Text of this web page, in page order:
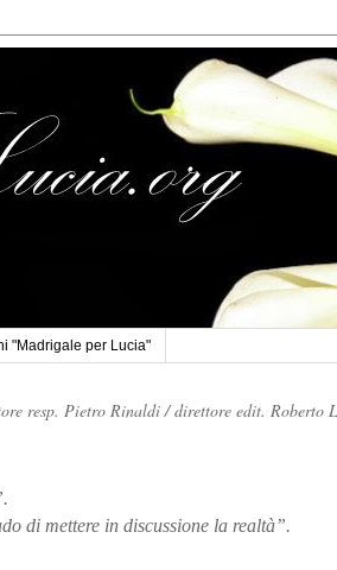
"Madrigale per Lucia"
resp. Pietro Rinaldi /direttore edit. Roberto
di mettere in discussione la realtà”.